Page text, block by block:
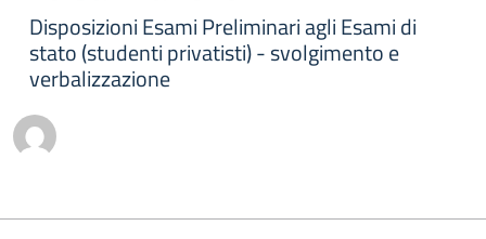
Disposizioni Esami Preliminari agli Esami di
stato (studenti privatisti) - svolgimento e
verbalizzazione